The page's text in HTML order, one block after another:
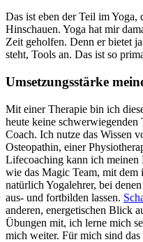
Das ist eben der Teil im
Hinschauen. Yoga hat mir
Zeit geholfen. Denn er bietet
steht, Tools an. Das ist so
Umsetzungsstärke
Mit einer Therapie bin ich
heute keine schwerwiegenden
Coach. Ich nutze das Wissen
Osteopathin, einer
Lifecoaching kann ich meinen
wie das Magic Team, mit
natürlich Yogalehrer, bei
aus- und fortbilden lassen.
anderen, energetischen Blick
Übungen mit, ich lerne mich
mich weiter. Für mich sind das